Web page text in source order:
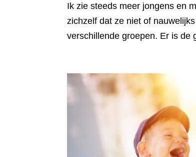
Ik zie steeds meer jongens en
zichzelf dat ze niet of
verschillende groepen. Er is de